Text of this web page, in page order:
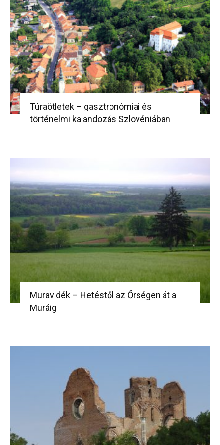
Túraötletek – gasztronómiai és
történelmi kalandozás Szlovéniában
Muravidék – Hetéstől az Őrségen át a
Muráig